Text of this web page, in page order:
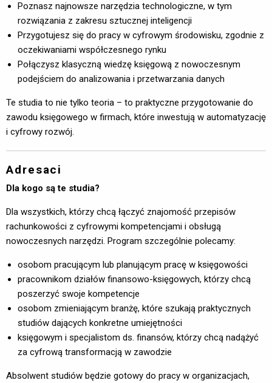
Poznasz najnowsze narzędzia technologiczne, w tym
rozwiązania z zakresu sztucznej inteligencji
Przygotujesz się do pracy w cyfrowym środowisku, zgodnie z
oczekiwaniami współczesnego rynku
Połączysz klasyczną wiedzę księgową z nowoczesnym
podejściem do analizowania i przetwarzania danych
Te studia to nie tylko teoria – to praktyczne przygotowanie do
zawodu księgowego w firmach, które inwestują w automatyzację
i cyfrowy rozwój.
Adresaci
Dla kogo są te studia?
Dla wszystkich, którzy chcą łączyć znajomość przepisów
rachunkowości z cyfrowymi kompetencjami i obsługą
nowoczesnych narzędzi. Program szczególnie polecamy:
osobom pracującym lub planującym pracę w księgowości
pracownikom działów finansowo-księgowych, którzy chcą
poszerzyć swoje kompetencje
osobom zmieniającym branżę, które szukają praktycznych
studiów dających konkretne umiejętności
księgowym i specjalistom ds. finansów, którzy chcą nadążyć
za cyfrową transformacją w zawodzie
Absolwent studiów będzie gotowy do pracy w organizacjach,